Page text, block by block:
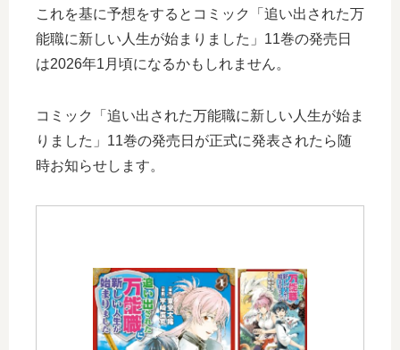
これを基に予想をするとコミック「追い出された万
能職に新しい人生が始まりました」11巻の発売日
は2026年1月頃になるかもしれません。
コミック「追い出された万能職に新しい人生が始ま
りました」11巻の発売日が正式に発表されたら随
時お知らせします。